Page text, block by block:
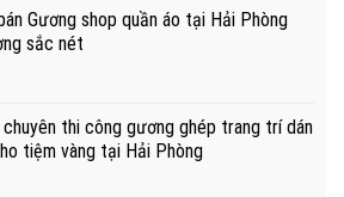
Gương shop quần áo tại Hải Phòng
sắc nét
thi công gương ghép trang trí dán
tiệm vàng tại Hải Phòng